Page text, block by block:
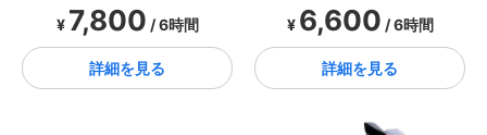
¥ 7,800 / 6時間
詳細を見る
¥ 6,600 / 6時間
詳細を見る